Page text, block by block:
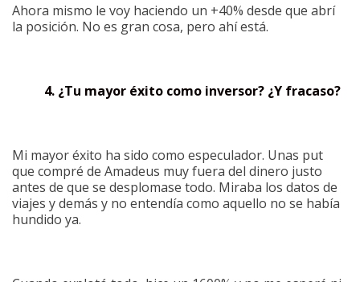
Ahora mismo le voy haciendo un +40% desde que abrí
la posición. No es gran cosa, pero ahí está.
4. ¿Tu mayor éxito como inversor? ¿Y fracaso?
Mi mayor éxito ha sido como especulador. Unas put
que compré de Amadeus muy fuera del dinero justo
antes de que se desplomase todo. Miraba los datos de
viajes y demás y no entendía como aquello no se había
hundido ya.